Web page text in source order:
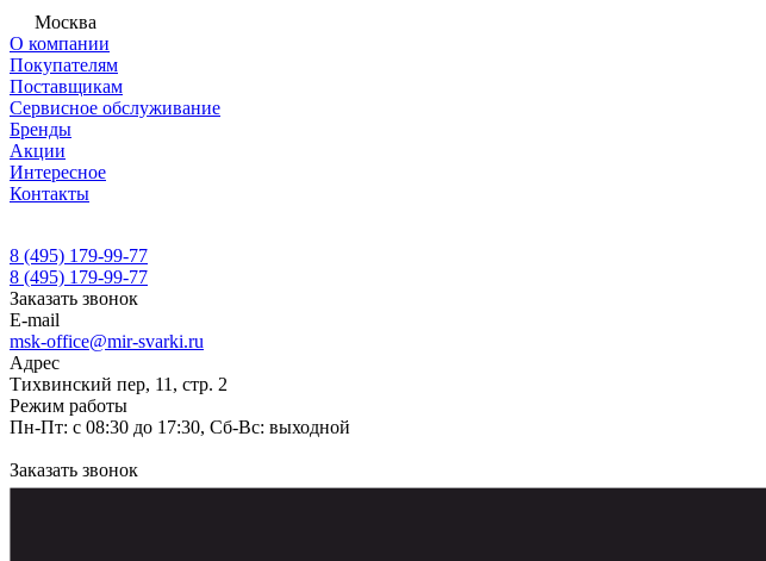
Москва
О компании
Покупателям
Поставщикам
Сервисное обслуживание
Бренды
Акции
Интересное
Контакты
8 (495) 179-99-77
8 (495) 179-99-77
Заказать звонок
E-mail
msk-office@mir-svarki.ru
Адрес
Тихвинский пер, 11, стр. 2
Режим работы
Пн-Пт: с 08:30 до 17:30, Сб-Вс: выходной
Заказать звонок